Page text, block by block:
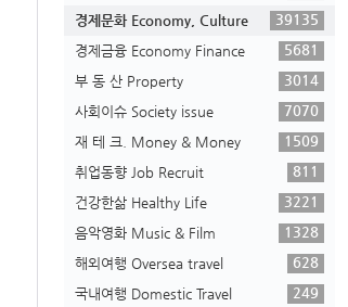
경제문화 Economy, Culture
39135
경제금융 Economy Finance
5681
부 동 산 Property
3014
사회이슈 Society issue
7070
재 테 크. Money & Money
1509
취업동향 Job Recruit
811
건강한삶 Healthy Life
3221
음악영화 Music & Film
1328
해외여행 Oversea travel
628
국내여행 Domestic Travel
249